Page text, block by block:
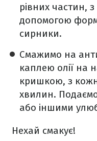
рівних частин,
допомогою
сирники.
️Смажимо на
каплею олії на
кришкою, з
хвилин.
або іншими
Нехай смакує!